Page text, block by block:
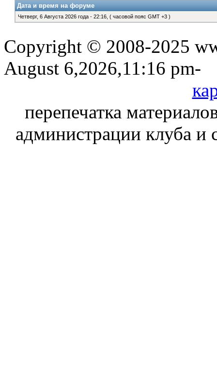
Дата и время на форуме
Четверг, 6 Августа 2026 года - 22:16, ( часовой пояс GMT +3 )
Copyright © 2008-2025
August 6,2026,11:16 pm-
перепечатка
администрации клуба и